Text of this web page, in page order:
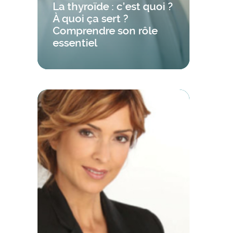
La thyroïde : c’est quoi ?
À quoi ça sert ?
Comprendre son rôle
essentiel